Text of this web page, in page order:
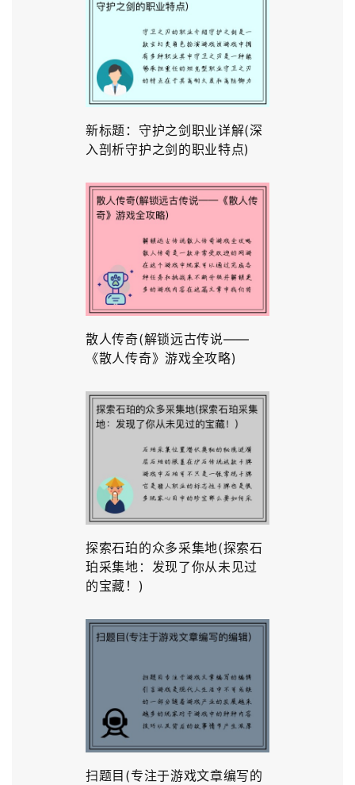
新标题：守护之剑职业详解(深
入剖析守护之剑的职业特点)
散人传奇(解锁远古传说——
《散人传奇》游戏全攻略)
探索石珀的众多采集地(探索石
珀采集地：发现了你从未见过
的宝藏！)
扫题目(专注于游戏文章编写的